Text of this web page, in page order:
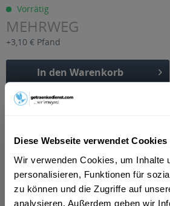
Diese Webseite verwendet Cookies
Wir verwenden Cookies, um Inhalte
personalisieren, Funktionen für
zu können und die Zugriffe auf
analysieren. Außerdem geben wir
Vorrätig
MEHRWEG
+3,10 € Pfand
In den Warenkorb
Artikel-Nr.:
Beschreibung
"Haldina Cola Mix 20 x 0,5l"